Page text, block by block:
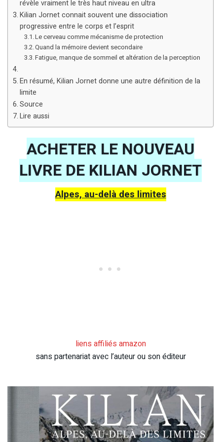
révèle vraiment le très haut niveau en ultra
Kilian Jornet connait souvent une dissociation
progressive entre le corps et l’esprit
Le cerveau comme mécanisme de protection
Quand la mémoire devient secondaire
Fatigue, manque de sommeil et altération de la perception
En résumé, Kilian Jornet donne une autre définition de la
limite
Source
Lire aussi
ACHETER LE NOUVEAU
LIVRE DE KILIAN JORNET
Alpes, au-delà des limites
liens affiliés amazon
sans partenariat avec l’auteur ou son éditeur